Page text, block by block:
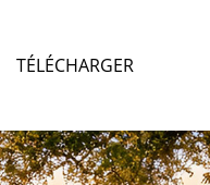
TÉLÉCHARGER